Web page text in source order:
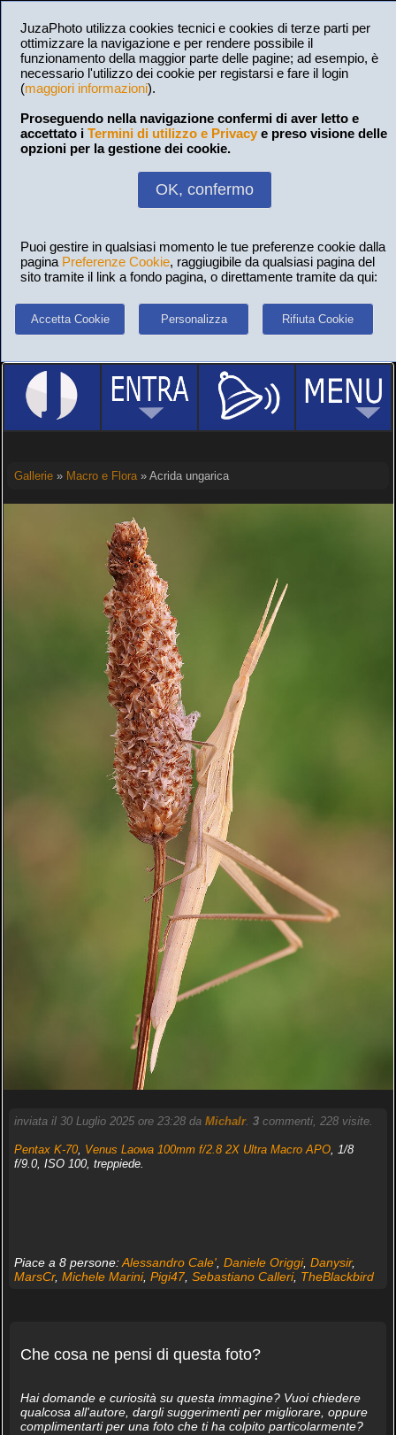
JuzaPhoto utilizza cookies tecnici e cookies di terze parti per
ottimizzare la navigazione e per rendere possibile il
funzionamento della maggior parte delle pagine; ad esempio, è
necessario l'utilizzo dei cookie per registarsi e fare il login
(maggiori informazioni).
Proseguendo nella navigazione confermi di aver letto e
accettato i Termini di utilizzo e Privacy e preso visione delle
opzioni per la gestione dei cookie.
OK, confermo
Puoi gestire in qualsiasi momento le tue preferenze cookie dalla
pagina Preferenze Cookie, raggiugibile da qualsiasi pagina del
sito tramite il link a fondo pagina, o direttamente tramite da qui:
Accetta Cookie Personalizza Rifiuta Cookie
Gallerie» Macro e Flora» Acrida ungarica
inviata il 30 Luglio 2025 ore 23:28 da Michalr. 3commenti, 228 visite.
Pentax K-70, Venus Laowa 100mm f/2.8 2X Ultra Macro APO, 1/8
f/9.0, ISO 100, treppiede.
Piace a 8 persone:Alessandro Cale', Daniele Origgi, Danysir,
MarsCr, Michele Marini, Pigi47, Sebastiano Calleri, TheBlackbird
Che cosa ne pensi di questa foto?
Hai domande e curiosità su questa immagine? Vuoi chiedere
qualcosa all'autore, dargli suggerimenti per migliorare, oppure
complimentarti per una foto che ti ha colpito particolarmente?